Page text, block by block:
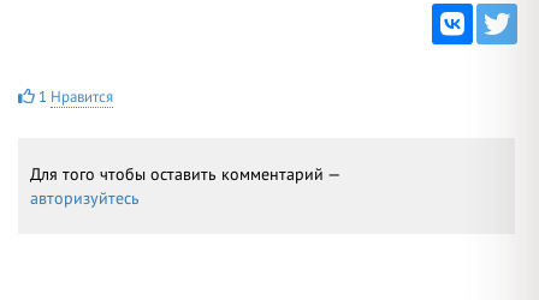
1 Нравится
Для того чтобы оставить комментарий —
авторизуйтесь